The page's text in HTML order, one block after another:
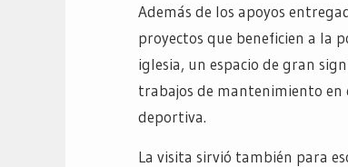
Además de los apoyos
proyectos que beneficien a la
iglesia, un espacio de gran
trabajos de mantenimiento
deportiva.
La visita sirvió también para